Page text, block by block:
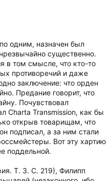
одним, назначен был
существенно.
в том смысле, что кто-то
противоречий и даже
заключение: что орден
Предание говорит, что
Почувствовал
Charta Transmission, как бы
открыв товарищам, что
подписал, а за ним стали
Вот эту хартию
поддельной.
Т. 3. С. 219), Филипп